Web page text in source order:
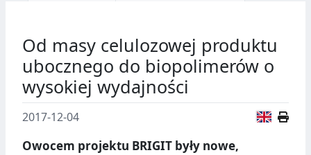
Od masy celulozowej produktu
ubocznego do biopolimerów o
wysokiej wydajności
2017-12-04
Owocem projektu BRIGIT były nowe,